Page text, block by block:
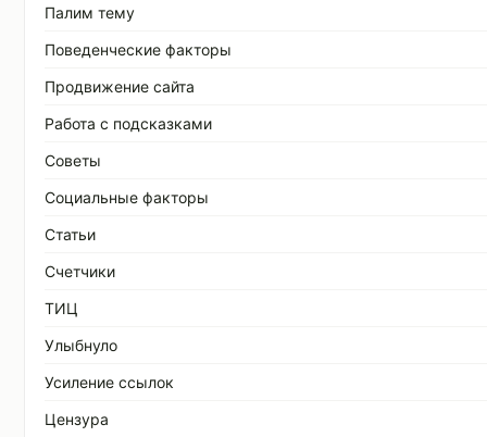
Палим тему
Поведенческие факторы
Продвижение сайта
Работа с подсказками
Советы
Социальные факторы
Статьи
Счетчики
ТИЦ
Улыбнуло
Усиление ссылок
Цензура